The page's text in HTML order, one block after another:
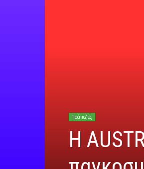
Τράπεζες
Η